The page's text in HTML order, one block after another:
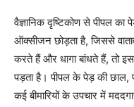
वैज्ञानिक दृष्टिकोण से पीपल
ऑक्सीजन छोड़ता है, जिससे
करते हैं और धागा बांधते हैं, तो
पड़ता है। पीपल के पेड़ की
कई बीमारियों के उपचार में